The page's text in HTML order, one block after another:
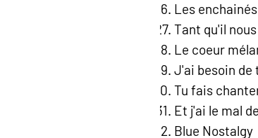
Les
Tant qu'il
Le coeur
J'ai besoin de
Tu fais
Et j'ai le mal
Blue Nostalgy